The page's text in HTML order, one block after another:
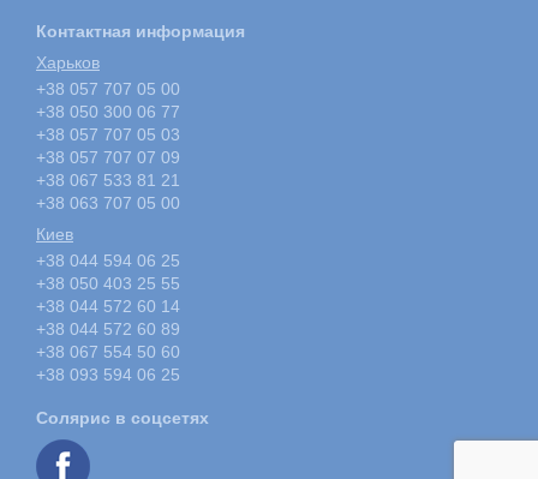
Контактная информация
Харьков
+38 057 707 05 00
+38 050 300 06 77
+38 057 707 05 03
+38 057 707 07 09
+38 067 533 81 21
+38 063 707 05 00
Киев
+38 044 594 06 25
+38 050 403 25 55
+38 044 572 60 14
+38 044 572 60 89
+38 067 554 50 60
+38 093 594 06 25
Солярис в соцсетях